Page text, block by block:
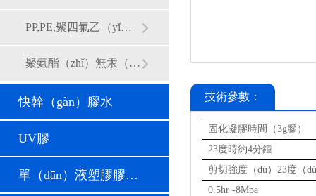
PP,PE,聚四氟乙（yǐ）稀難粘材料專用樹脂（zhī）膠
聚氨酯（zhǐ）無汞（gǒng）滴膠
快幹（gàn）膠水
UV膠
單（dān）液塑膠膠（jiāo）水（shuǐ）
技術參數：
固化凝膠時間（3g膠）
23度時約4分鍾
剪切強度（dù）23度（
0.5hr -8Mpa